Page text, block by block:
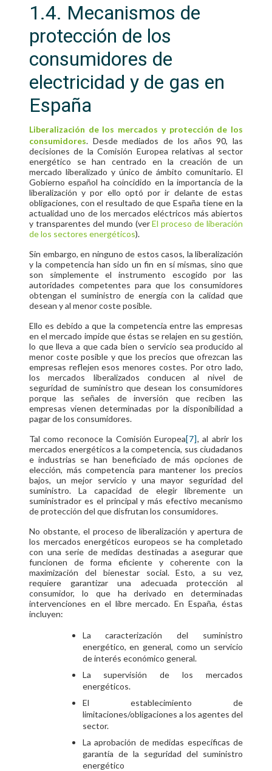
1.4. Mecanismos de
protección de los
consumidores de
electricidad y de gas en
España
Liberalización de los mercados y protección de los
consumidores. Desde mediados de los años 90, las
decisiones de la Comisión Europea relativas al sector
energético se han centrado en la creación de un
mercado liberalizado y único de ámbito comunitario. El
Gobierno español ha coincidido en la importancia de la
liberalización y por ello optó por ir delante de estas
obligaciones, con el resultado de que España tiene en la
actualidad uno de los mercados eléctricos más abiertos
y transparentes del mundo (verEl proceso de liberación
de los sectores energéticos).
Sin embargo, en ninguno de estos casos, la liberalización
y la competencia han sido un fin en sí mismas, sino que
son simplemente el instrumento escogido por las
autoridades competentes para que los consumidores
obtengan el suministro de energía con la calidad que
desean y al menor coste posible.
Ello es debido a que la competencia entre las empresas
en el mercado impide que éstas se relajen en su gestión,
lo que lleva a que cada bien o servicio sea producido al
menor coste posible y que los precios que ofrezcan las
empresas reflejen esos menores costes. Por otro lado,
los mercados liberalizados conducen al nivel de
seguridad de suministro que desean los consumidores
porque las señales de inversión que reciben las
empresas vienen determinadas por la disponibilidad a
pagar de los consumidores.
Tal como reconoce la Comisión Europea[7], al abrir los
mercados energéticos a la competencia, sus ciudadanos
e industrias se han beneficiado de más opciones de
elección, más competencia para mantener los precios
bajos, un mejor servicio y una mayor seguridad del
suministro. La capacidad de elegir libremente un
suministrador es el principal y más efectivo mecanismo
de protección del que disfrutan los consumidores.
No obstante, el proceso de liberalización y apertura de
los mercados energéticos europeos se ha completado
con una serie de medidas destinadas a asegurar que
funcionen de forma eficiente y coherente con la
maximización del bienestar social. Esto, a su vez,
requiere garantizar una adecuada protección al
consumidor, lo que ha derivado en determinadas
intervenciones en el libre mercado. En España, éstas
incluyen:
La caracterización del suministro
energético, en general, como un servicio
de interés económico general.
La supervisión de los mercados
energéticos.
El establecimiento de
limitaciones/obligaciones a los agentes del
sector.
La aprobación de medidas específicas de
garantía de la seguridad del suministro
energético